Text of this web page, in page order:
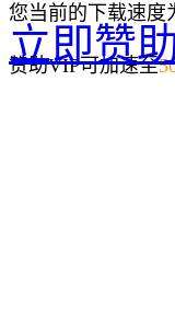
您当前的下载速度
赞助VIP可加速至
立即赞